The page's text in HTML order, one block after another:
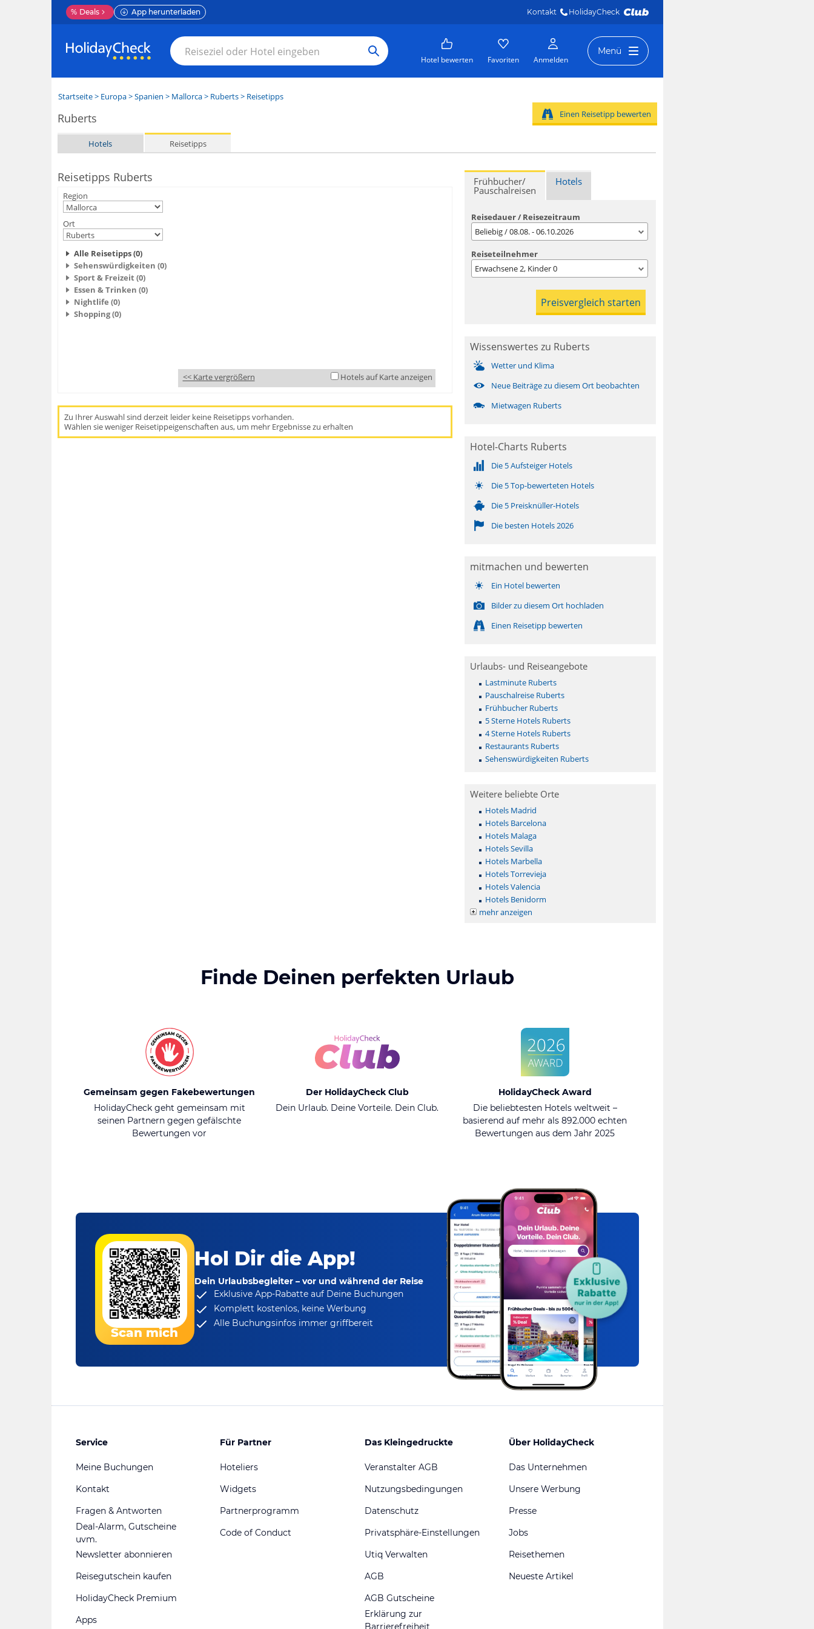
% Deals App herunterladen Kontakt HolidayCheck
Hotel bewerten Favoriten Anmelden
Menü
Startseite> Europa>Spanien > Mallorca> Ruberts> Reisetipps
Ruberts
Hotels Reisetipps
Einen Reisetipp bewerten
Reisetipps Ruberts
Region
Ort
Alle Reisetipps (0)
Sehenswürdigkeiten (0)
Sport & Freizeit (0)
Essen & Trinken (0)
Nightlife (0)
Shopping (0)
<< Karte vergrößern Hotels auf Karte anzeigen
Zu Ihrer Auswahl sind derzeit leider keine Reisetipps vorhanden.
Wählen sie weniger Reisetippeigenschaften aus, um mehr Ergebnisse zu erhalten
Frühbucher/
Pauschalreisen
Hotels
Reisedauer / Reisezeitraum
Beliebig / 08.08. - 06.10.2026
Reiseteilnehmer
Erwachsene2, Kinder0
Wissenswertes zu Ruberts
Wetter und Klima
Neue Beiträge zu diesem Ort beobachten
Mietwagen Ruberts
Hotel-Charts Ruberts
Die 5 Aufsteiger Hotels
Die 5 Top-bewerteten Hotels
Die 5 Preisknüller-Hotels
Die besten Hotels 2026
mitmachen und bewerten
Ein Hotel bewerten
Bilder zu diesem Ort hochladen
Einen Reisetipp bewerten
Urlaubs- und Reiseangebote
Lastminute Ruberts
Pauschalreise Ruberts
Frühbucher Ruberts
5 Sterne Hotels Ruberts
4 Sterne Hotels Ruberts
Restaurants Ruberts
Sehenswürdigkeiten Ruberts
Weitere beliebte Orte
Hotels Madrid
Hotels Barcelona
Hotels Malaga
Hotels Sevilla
Hotels Marbella
Hotels Torrevieja
Hotels Valencia
Hotels Benidorm
mehr anzeigen
Finde Deinen perfekten Urlaub
Gemeinsam gegen Fakebewertungen
HolidayCheck geht gemeinsam mit
seinen Partnern gegen gefälschte
Bewertungen vor
Der HolidayCheck Club
Dein Urlaub. Deine Vorteile. Dein Club.
HolidayCheck Award
Die beliebtesten Hotels weltweit –
basierend auf mehr als 892.000 echten
Bewertungen aus dem Jahr 2025
Scan mich
Hol Dir die App!
Dein Urlaubsbegleiter – vor und während der Reise
Exklusive App-Rabatteauf Deine Buchungen
Komplett kostenlos, keine Werbung
Alle Buchungsinfos immer griffbereit
Service
Meine Buchungen
Kontakt
Fragen & Antworten
Deal-Alarm, Gutscheine
uvm.
Newsletter abonnieren
Reisegutschein kaufen
HolidayCheck Premium
Apps
Für Partner
Hoteliers
Widgets
Partnerprogramm
Code of Conduct
Das Kleingedruckte
Veranstalter AGB
Nutzungsbedingungen
Datenschutz
Privatsphäre-Einstellungen
Utiq Verwalten
AGB
AGB Gutscheine
Erklärung zur
Barrierefreiheit
Über HolidayCheck
Das Unternehmen
Unsere Werbung
Presse
Jobs
Reisethemen
Neueste Artikel